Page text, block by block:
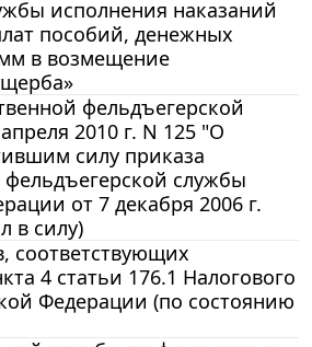
исполнения наказаний
пособий, денежных
в возмещение
фельдъегерской
2010 г. N 125 "О
силу приказа
фельдъегерской службы
от 7 декабря 2006 г.
в силу)
соответствующих
4 статьи 176.1 Налогового
Федерации (по состоянию